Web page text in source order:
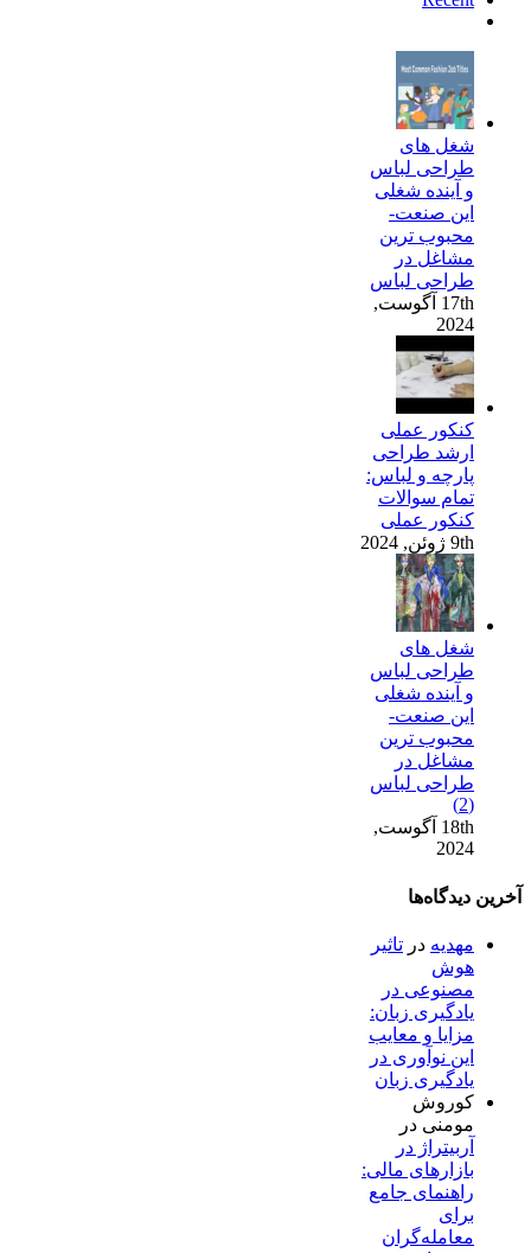
شغل های
طراحی لباس
و آینده شغلی
این صنعت-
محبوب ترین
مشاغل در
طراحی لباس
17th آگوست,
2024
کنکور عملی
ارشد طراحی
پارچه و لباس:
تمام سوالات
کنکور عملی
9th ژوئن, 2024
شغل های
طراحی لباس
و آینده شغلی
این صنعت-
محبوب ترین
مشاغل در
طراحی لباس
(2)
18th آگوست,
2024
آخرین دیدگاه‌ها
مهدیه در تاثیر
هوش
مصنوعی در
یادگیری زبان:
مزایا و معایب
این نوآوری در
یادگیری زبان
کوروش
مومنی در
آربیتراژ در
بازارهای مالی:
راهنمای جامع
برای
معامله‌گران